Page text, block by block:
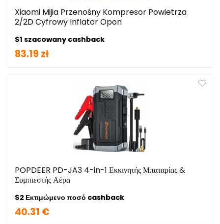
Xiaomi Mijia Przenośny Kompresor Powietrza
2/2D Cyfrowy Inflator Opon
$1 szacowany cashback
83.19 zł
POPDEER PD-JA3 4-in-1 Εκκινητής Μπαταρίας &
Συμπιεστής Αέρα
$2 Εκτιμώμενο ποσό cashback
40.31 €